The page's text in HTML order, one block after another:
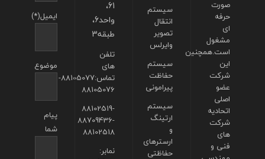
ایمیل(*)
موضوع
پیام
شما
61،
واحد6،
طبقه3
تلفن
های
تماس:88105077-
88105076
88102519-
88709436-
88102518
نمابر:
سیستم
انتقال
تصویر
وایرلس
سیستم
حفاظت
پیرامونی
سیستم
ارتینگ
و
ارسترهای
حفاظتی
صورت
حرفه
ای
مشغول
است.همچنین
این
شرکت
عضو
اصلی
اتحادیه
شرکت
های
فنی و